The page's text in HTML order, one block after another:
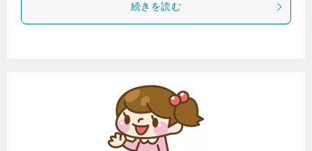
続きを読む